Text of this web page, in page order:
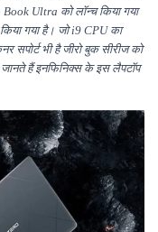
I
A
T
N
Ultra को लॉन्च किया गया
गया है। जो i9 CPU का
सपोर्ट भी है जीरो बुक सीरीज को
हैं इनफिनिक्स के इस लैपटॉप